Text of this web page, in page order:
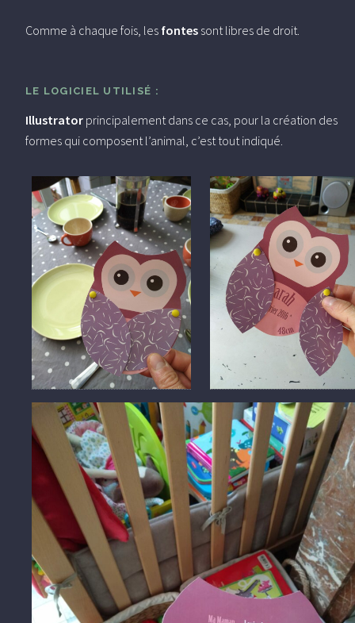
Comme à chaque fois, les fontes sont libres de droit.
LE LOGICIEL UTILISÉ :
Illustrator principalement dans ce cas, pour la création des
formes qui composent l’animal, c’est tout indiqué.